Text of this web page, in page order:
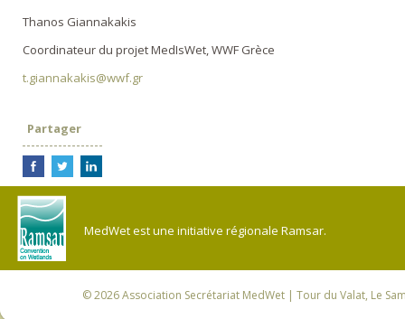
Thanos Giannakakis
Coordinateur du projet MedIsWet, WWF Grèce
t.giannakakis@wwf.gr
Partager
MedWet est une initiative régionale Ramsar.
© 2026Association Secrétariat MedWet | Tour du Valat, Le